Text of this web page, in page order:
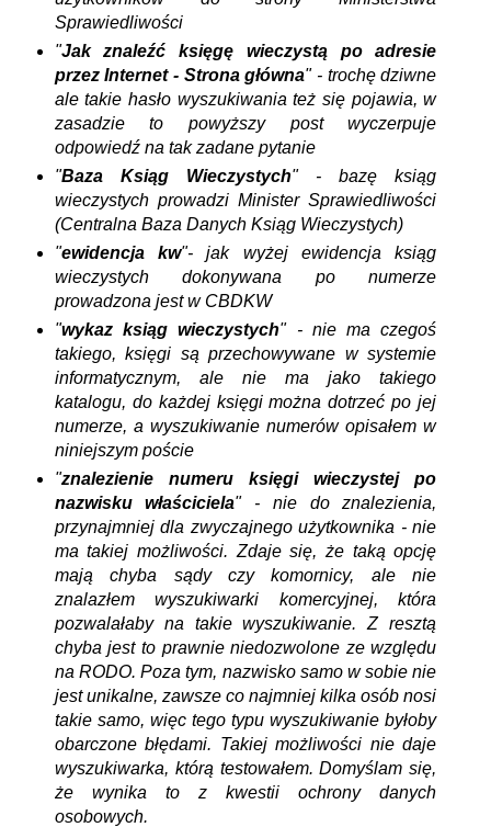
Sprawiedliwości
"Jak znaleźć księgę wieczystą po adresie
przez Internet - Strona główna" - trochę dziwne
ale takie hasło wyszukiwania też się pojawia, w
zasadzie to powyższy post wyczerpuje
odpowiedź na tak zadane pytanie
"Baza Ksiąg Wieczystych" - bazę ksiąg
wieczystych prowadzi Minister Sprawiedliwości
(Centralna Baza Danych Ksiąg Wieczystych)
"ewidencja kw"- jak wyżej ewidencja ksiąg
wieczystych dokonywana po numerze
prowadzona jest w CBDKW
"wykaz ksiąg wieczystych" - nie ma czegoś
takiego, księgi są przechowywane w systemie
informatycznym, ale nie ma jako takiego
katalogu, do każdej księgi można dotrzeć po jej
numerze, a wyszukiwanie numerów opisałem w
niniejszym poście
"znalezienie numeru księgi wieczystej po
nazwisku właściciela" - nie do znalezienia,
przynajmniej dla zwyczajnego użytkownika - nie
ma takiej możliwości. Zdaje się, że taką opcję
mają chyba sądy czy komornicy, ale nie
znalazłem wyszukiwarki komercyjnej, która
pozwalałaby na takie wyszukiwanie. Z resztą
chyba jest to prawnie niedozwolone ze względu
na RODO. Poza tym, nazwisko samo w sobie nie
jest unikalne, zawsze co najmniej kilka osób nosi
takie samo, więc tego typu wyszukiwanie byłoby
obarczone błędami. Takiej możliwości nie daje
wyszukiwarka, którą testowałem. Domyślam się,
że wynika to z kwestii ochrony danych
osobowych.